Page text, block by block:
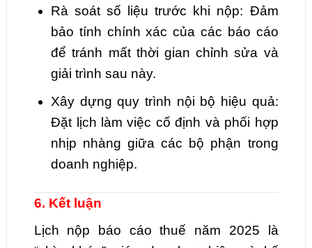
Rà soát số liệu trước khi nộp: Đảm
bảo tính chính xác của các báo cáo
để tránh mất thời gian chỉnh sửa và
giải trình sau này.
Xây dựng quy trình nội bộ hiệu quả:
Đặt lịch làm việc cố định và phối hợp
nhịp nhàng giữa các bộ phận trong
doanh nghiệp.
6. Kết luận
Lịch nộp báo cáo thuế năm 2025 là